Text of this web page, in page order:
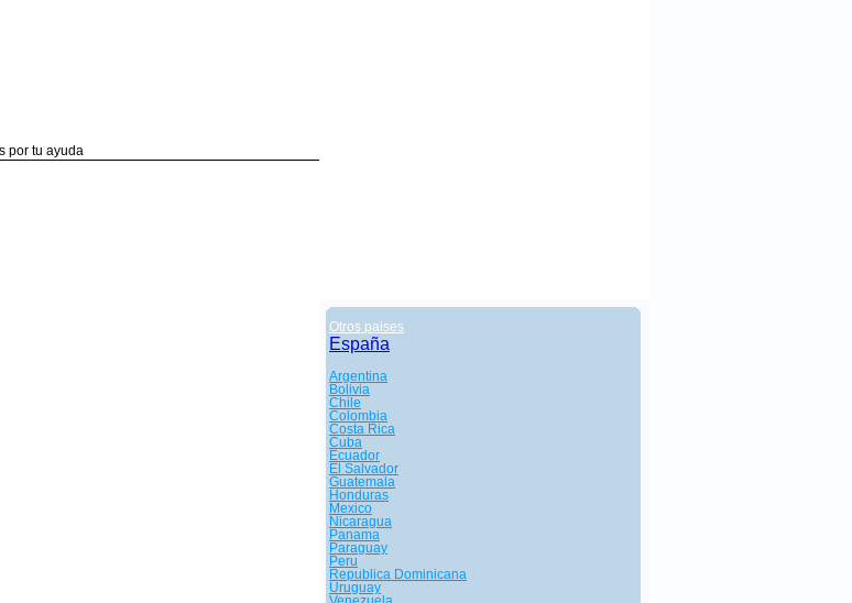
por tu ayuda
Otros paises
España
Argentina
Bolivia
Chile
Colombia
Costa Rica
Cuba
Ecuador
El Salvador
Guatemala
Honduras
Mexico
Nicaragua
Panama
Paraguay
Peru
Republica Dominicana
Uruguay